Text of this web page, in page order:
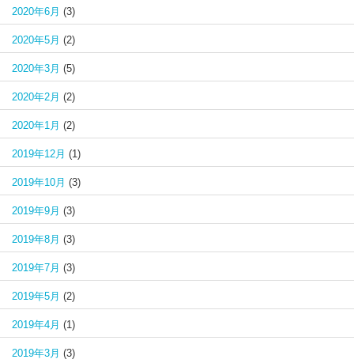
2020年6月 (3)
2020年5月 (2)
2020年3月 (5)
2020年2月 (2)
2020年1月 (2)
2019年12月 (1)
2019年10月 (3)
2019年9月 (3)
2019年8月 (3)
2019年7月 (3)
2019年5月 (2)
2019年4月 (1)
2019年3月 (3)